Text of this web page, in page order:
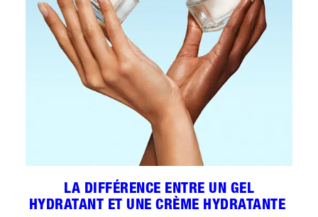
LA DIFFÉRENCE ENTRE UN GEL
HYDRATANT ET UNE CRÈME HYDRATANTE